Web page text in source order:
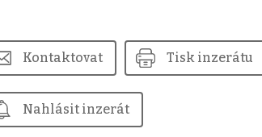
Kontaktovat Tisk inzerátu
Nahlásit inzerát